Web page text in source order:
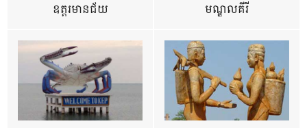
ឧត្ដរមានជ័យ មណ្ឌលគីរី